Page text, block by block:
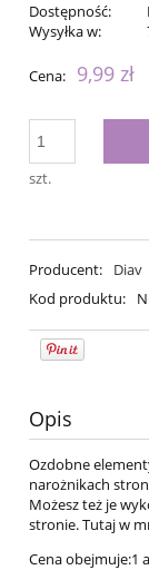
Dostępność:
Wysyłka w:
Cena: 9,99 zł
szt.
Producent:
Diav
Kod produktu:
Opis
Ozdobne
narożnikach
Możesz też je
stronie. Tutaj w
Cena obejmuje:1